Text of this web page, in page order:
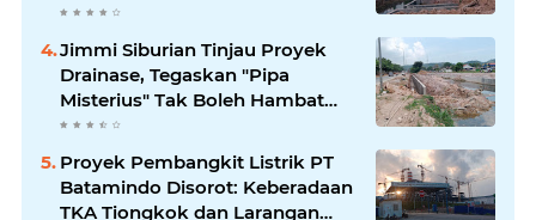
Permanen Atasi Banjir
Jimmi Siburian Tinjau Proyek
Drainase, Tegaskan "Pipa
Misterius" Tak Boleh Hambat
Pembangunan di Sei Beduk
Proyek Pembangkit Listrik PT
Batamindo Disorot: Keberadaan
TKA Tiongkok dan Larangan